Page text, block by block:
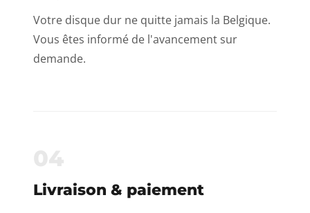
Votre disque dur ne quitte jamais la Belgique.
Vous êtes informé de l'avancement sur
demande.
Livraison & paiement